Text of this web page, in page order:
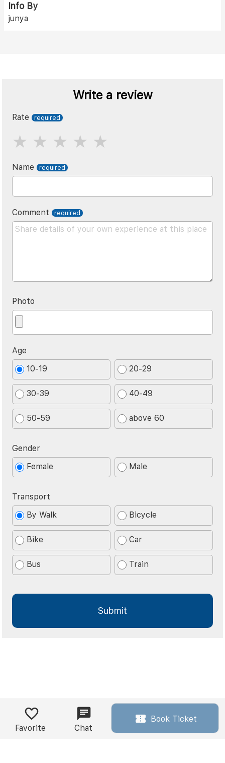
Info By
junya
Write a review
Rate
Name
Comment
Photo
Age
10-19
20-29
30-39 40-49
50-59 above 60
Gender
Female
Male
Transport
By Walk
Bicycle
Bike Car
Bus Train
Favorite Chat
Book Ticket